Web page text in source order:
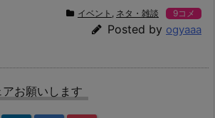
イベント ネタ・雑談 9コメ
Posted by ogyaaa
お願いします